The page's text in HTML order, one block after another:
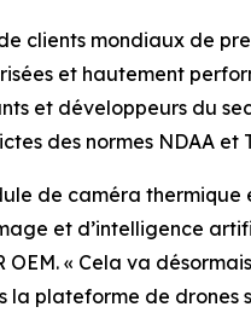
clients mondiaux de
et hautement
et développeurs du
des normes NDAA
de caméra
et d’intelligence
OEM. « Cela va
la plateforme de drones